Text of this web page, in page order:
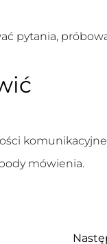
pytania,
mówienia.